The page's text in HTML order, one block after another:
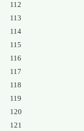
112
113
114
115
116
117
118
119
120
121